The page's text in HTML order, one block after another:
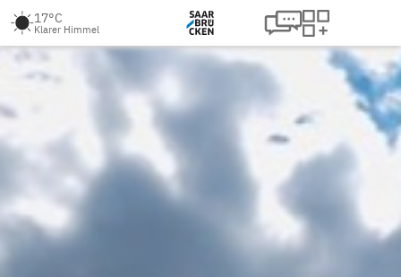
17°C
Klarer Himmel